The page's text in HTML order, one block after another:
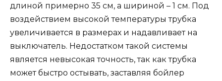
длиной примерно 35 см, а шириной – 1 см. Под
воздействием высокой температуры трубка
увеличивается в размерах и надавливает на
выключатель. Недостатком такой системы
является невысокая точность, так как трубка
может быстро остывать, заставляя бойлер